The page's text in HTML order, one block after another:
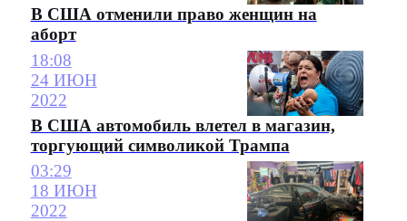
В США отменили право женщин на
аборт
18:08
24 ИЮН
2022
В США автомобиль влетел в магазин,
торгующий символикой Трампа
03:29
18 ИЮН
2022